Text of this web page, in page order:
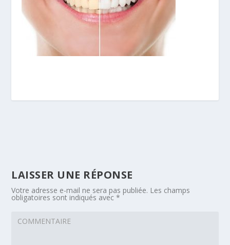
LAISSER UNE RÉPONSE
Votre adresse e-mail ne sera pas publiée. Les champs
obligatoires sont indiqués avec*